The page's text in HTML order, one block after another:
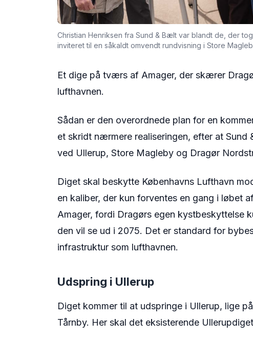
Christian Henriksen fra Sund & Bælt var blandt de, der
inviteret til en såkaldt omvendt rundvisning i Store
Et dige på tværs af Amager, der skærer
lufthavnen.
Sådan er den overordnede plan for en
et skridt nærmere realiseringen, efter at
ved Ullerup, Store Magleby og Dragør
Diget skal beskytte Københavns Lufthavn
en kaliber, der kun forventes en gang i løbet
Amager, fordi Dragørs egen kystbeskyttelse
den vil se ud i 2075. Det er standard for
infrastruktur som lufthavnen.
Udspring i Ullerup
Diget kommer til at udspringe i Ullerup, lige
Tårnby. Her skal det eksisterende